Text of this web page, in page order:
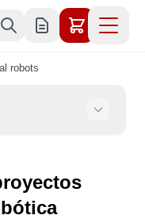
robots